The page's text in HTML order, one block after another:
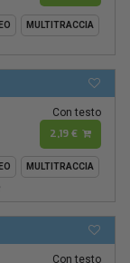
MULTITRACCIA
Con testo
2,19 €
MULTITRACCIA
Con testo